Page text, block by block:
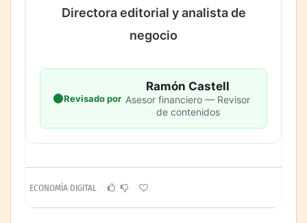
Directora editorial y analista de
negocio
Revisado por
Ramón Castell
Asesor financiero — Revisor
de contenidos
ECONOMÍA DIGITAL